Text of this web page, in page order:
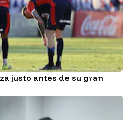
justo antes de su gran